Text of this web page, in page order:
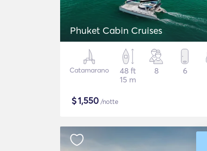
Phuket Cabin Cruises
Catamarano
48 ft
15 m
8 6
$1,550 /notte